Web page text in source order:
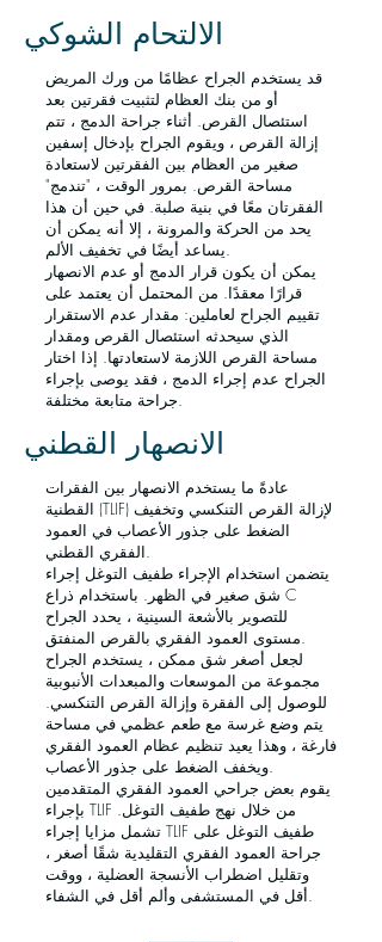
الالتحام الشوكي
قد يستخدم الجراح عظامًا من ورك المريض
أو من بنك العظام لتثبيت فقرتين بعد
استئصال القرص. أثناء جراحة الدمج ، تتم
إزالة القرص ، ويقوم الجراح بإدخال إسفين
صغير من العظام بين الفقرتين لاستعادة
مساحة القرص. بمرور الوقت ، "تندمج"
الفقرتان معًا في بنية صلبة. في حين أن هذا
يحد من الحركة والمرونة ، إلا أنه يمكن أن
يساعد أيضًا في تخفيف الألم.
يمكن أن يكون قرار الدمج أو عدم الانصهار
قرارًا معقدًا. من المحتمل أن يعتمد على
تقييم الجراح لعاملين: مقدار عدم الاستقرار
الذي سيحدثه استئصال القرص ومقدار
مساحة القرص اللازمة لاستعادتها. إذا اختار
الجراح عدم إجراء الدمج ، فقد يوصى بإجراء
جراحة متابعة مختلفة.
الانصهار القطني
عادةً ما يستخدم الانصهار بين الفقرات
القطنية (TLIF) لإزالة القرص التنكسي وتخفيف
الضغط على جذور الأعصاب في العمود
الفقري القطني.
يتضمن استخدام الإجراء طفيف التوغل إجراء
شق صغير في الظهر. باستخدام ذراع C
للتصوير بالأشعة السينية ، يحدد الجراح
مستوى العمود الفقري بالقرص المنفتق.
لجعل أصغر شق ممكن ، يستخدم الجراح
مجموعة من الموسعات والمبعدات الأنبوبية
للوصول إلى الفقرة وإزالة القرص التنكسي.
يتم وضع غرسة مع طعم عظمي في مساحة
فارغة ، وهذا يعيد تنظيم عظام العمود الفقري
ويخفف الضغط على جذور الأعصاب.
يقوم بعض جراحي العمود الفقري المتقدمين
بإجراء TLIF من خلال نهج طفيف التوغل.
تشمل مزايا إجراء TLIF طفيف التوغل على
جراحة العمود الفقري التقليدية شقًا أصغر ،
وتقليل اضطراب الأنسجة العضلية ، ووقت
أقل في المستشفى وألم أقل في الشفاء.